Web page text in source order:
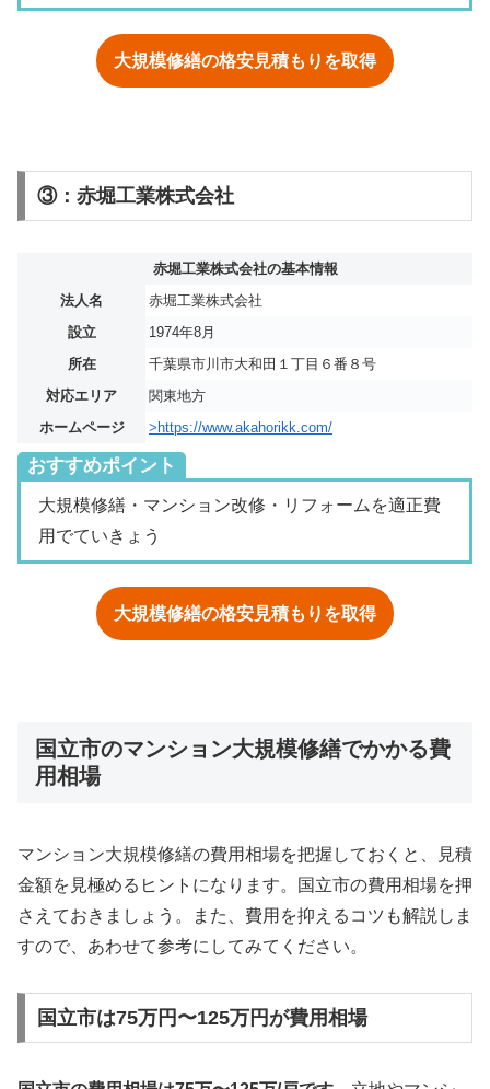
大規模修繕の格安見積もりを取得
③：赤堀工業株式会社
赤堀工業株式会社の基本情報
法人名
赤堀工業株式会社
設立
1974年8月
所在
千葉県市川市大和田１丁目６番８号
対応エリア
関東地方
ホームページ
>https://www.akahorikk.com/
おすすめポイント
大規模修繕・マンション改修・リフォームを適正費
用でていきょう
大規模修繕の格安見積もりを取得
国立市のマンション大規模修繕でかかる費
用相場
マンション大規模修繕の費用相場を把握しておくと、見積
金額を見極めるヒントになります。国立市の費用相場を押
さえておきましょう。また、費用を抑えるコツも解説しま
すので、あわせて参考にしてみてください。
国立市は75万円〜125万円が費用相場